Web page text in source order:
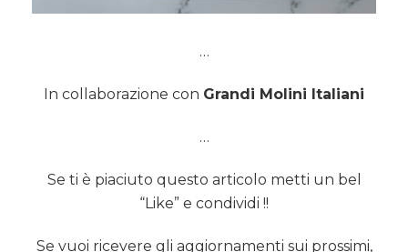
…
In collaborazione con Grandi Molini Italiani
…
Se ti è piaciuto questo articolo metti un bel
“Like” e condividi !!
Se vuoi ricevere gli aggiornamenti sui prossimi,